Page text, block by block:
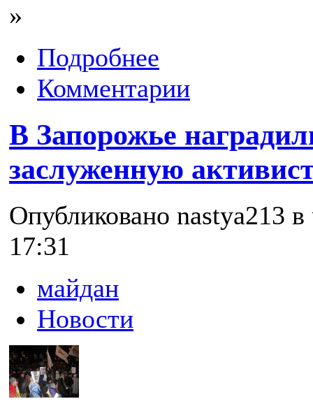
»
Подробнее
Комментарии
В Запорожье
заслуженную
Опубликовано nastya213
17:31
майдан
Новости